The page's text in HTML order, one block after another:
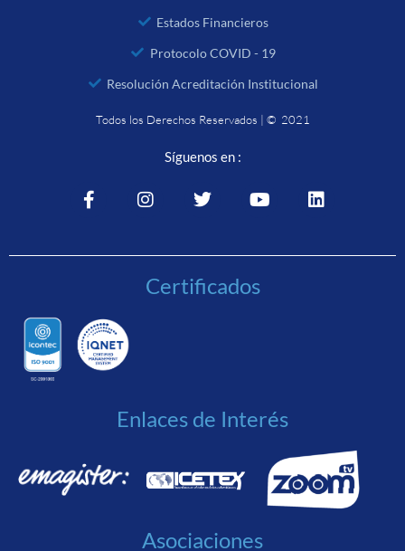
Estados Financieros
Protocolo COVID - 19
Resolución Acreditación Institucional
Todos los Derechos Reservados | © 2021
Síguenos en :
Certificados
Enlaces de Interés
Asociaciones